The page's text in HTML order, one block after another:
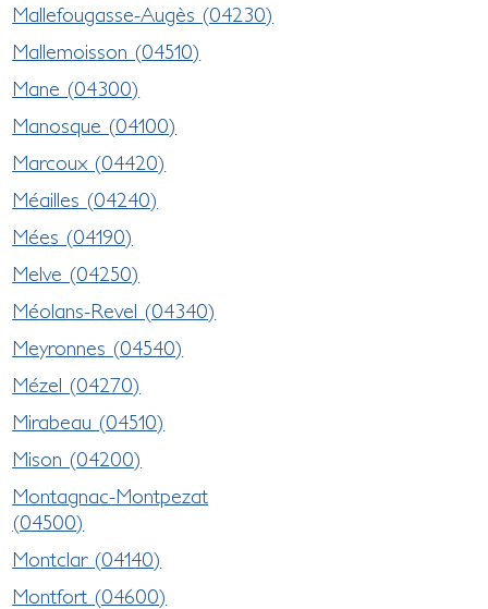
Mallefougasse-Augès (04230)
Mallemoisson (04510)
Mane (04300)
Manosque (04100)
Marcoux (04420)
Méailles (04240)
Mées (04190)
Melve (04250)
Méolans-Revel (04340)
Meyronnes (04540)
Mézel (04270)
Mirabeau (04510)
Mison (04200)
Montagnac-Montpezat
(04500)
Montclar (04140)
Montfort (04600)